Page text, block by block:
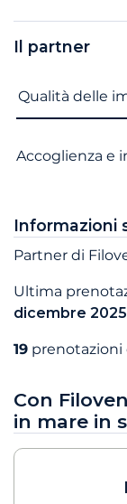
Il partner
Nome del
Qualità delle
Accoglienza e
Informazioni
Partner di
Ultima
dicembre 2025
19
Con
in mare in